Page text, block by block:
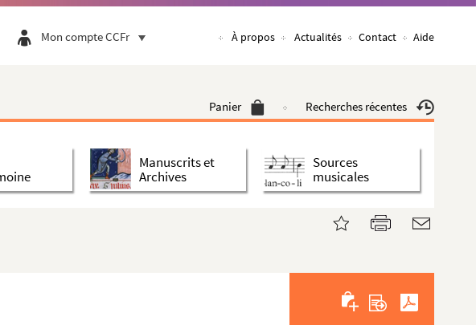
Mon compte CCFr À propos Actualités Contact Aide
Panier Recherches récentes
Manuscrits et
Archives
Sources
musicales